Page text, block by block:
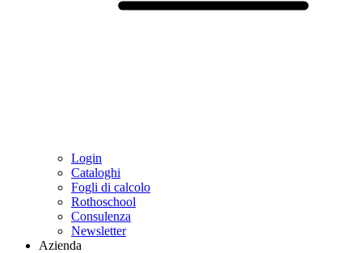
Login
Cataloghi
Fogli di calcolo
Rothoschool
Consulenza
Newsletter
Azienda